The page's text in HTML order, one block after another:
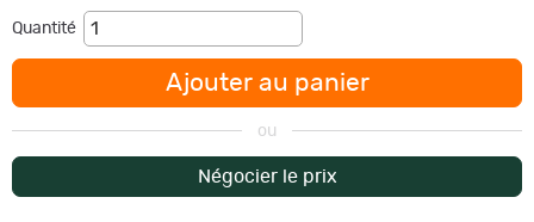
Quantité
Ajouter au panier
ou
Négocier le prix